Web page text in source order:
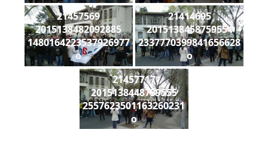
21457569
2015138482092885
1480164223537926977
o
21414695
2015138458759554
2337770399841656628
o
21457717
2015138448759555
2557623501163260231
o